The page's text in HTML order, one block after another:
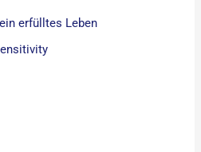
erfülltes Leben